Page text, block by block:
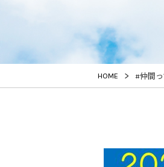
HOME > #仲間